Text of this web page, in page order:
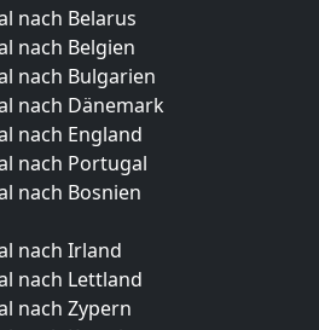
nach Belarus
nach Belgien
nach Bulgarien
nach Dänemark
nach England
nach Portugal
nach Bosnien
nach Irland
nach Lettland
nach Zypern